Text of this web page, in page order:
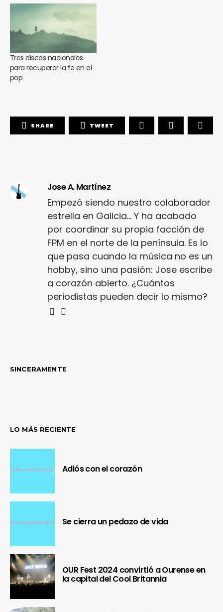
Tres discos nacionales
para recuperar la fe en el
pop
SHARE TWEET
Jose A. Martínez
Empezó siendo nuestro colaborador
estrella en Galicia... Y ha acabado
por coordinar su propia facción de
FPM en el norte de la península. Es lo
que pasa cuando la música no es un
hobby, sino una pasión: Jose escribe
a corazón abierto. ¿Cuántos
periodistas pueden decir lo mismo?
SINCERAMENTE
LO MÁS RECIENTE
Adiós con el corazón
Se cierra un pedazo de vida
OUR Fest 2024 convirtió a Ourense en
la capital del Cool Britannia